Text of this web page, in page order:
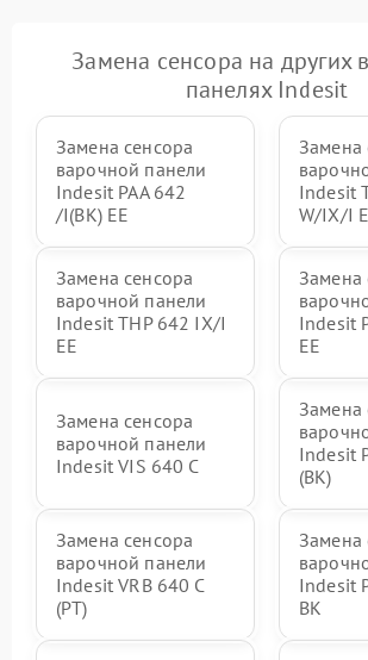
Замена сенсора на других
панелях Indesit
Замена сенсора
варочной панели
Indesit PAA 642
/I(BK) EE
Замена
Indesit
W/IX/I
Замена сенсора
варочной панели
Indesit THP 642 IX/I
EE
Замена
Indesit
EE
Замена сенсора
варочной панели
Indesit VIS 640 C
Замена
Indesit
(BK)
Замена сенсора
варочной панели
Indesit VRB 640 C
(PT)
Замена
Indesit
BK